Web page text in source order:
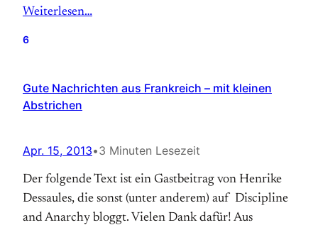
Weiterlesen…
6
Gute Nachrichten aus Frankreich – mit kleinen
Abstrichen
Apr. 15, 2013•3 Minuten Lesezeit
Der folgende Text ist ein Gastbeitrag von Henrike
Dessaules, die sonst (unter anderem) auf Discipline
and Anarchy bloggt. Vielen Dank dafür! Aus